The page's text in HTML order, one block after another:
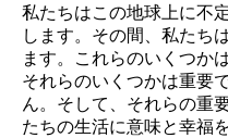
私たちはこの地球上に不
します。その間、私たち
ます。これらのいくつか
それらのいくつかは重要
ん。そして、それらの重
たちの生活に意味と幸福